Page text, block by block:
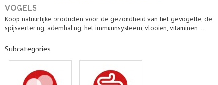
VOGELS
Koop natuurlijke producten voor de gezondheid van het gevogelte, de
spijsvertering, ademhaling, het immuunsysteem, vlooien, vitaminen ...
Subcategories